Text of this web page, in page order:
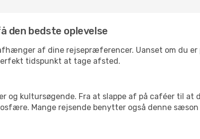
den bedste oplevelse
af dine rejsepræferencer. Uanset om du
tidspunkt at tage afsted.
og kultursøgende. Fra at slappe af på caféer til at
Mange rejsende benytter også denne